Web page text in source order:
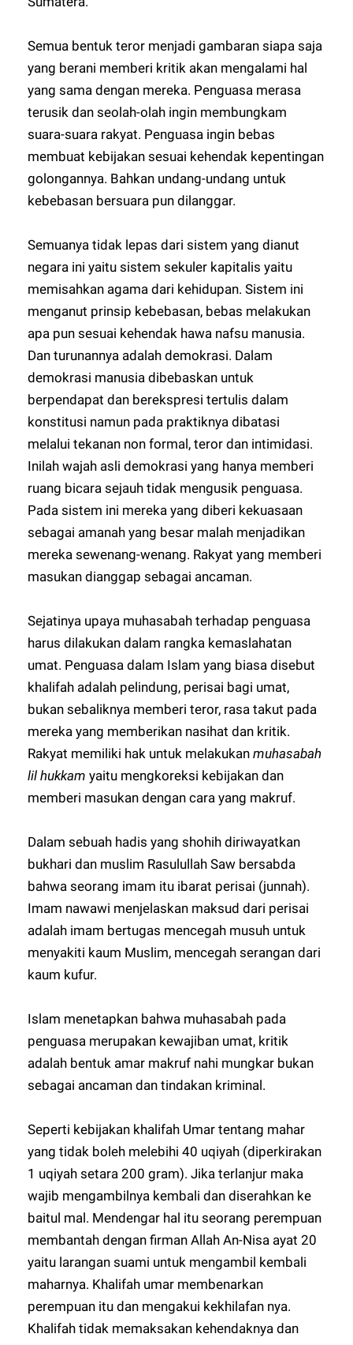
Semua bentuk teror menjadi gambaran siapa saja
yang berani memberi kritik akan mengalami hal
yang sama dengan mereka. Penguasa merasa
terusik dan seolah-olah ingin membungkam
suara-suara rakyat. Penguasa ingin bebas
membuat kebijakan sesuai kehendak kepentingan
golongannya. Bahkan undang-undang untuk
kebebasan bersuara pun dilanggar.
Semuanya tidak lepas dari sistem yang dianut
negara ini yaitu sistem sekuler kapitalis yaitu
memisahkan agama dari kehidupan. Sistem ini
menganut prinsip kebebasan, bebas melakukan
apa pun sesuai kehendak hawa nafsu manusia.
Dan turunannya adalah demokrasi. Dalam
demokrasi manusia dibebaskan untuk
berpendapat dan berekspresi tertulis dalam
konstitusi namun pada praktiknya dibatasi
melalui tekanan non formal, teror dan intimidasi.
Inilah wajah asli demokrasi yang hanya memberi
ruang bicara sejauh tidak mengusik penguasa.
Pada sistem ini mereka yang diberi kekuasaan
sebagai amanah yang besar malah menjadikan
mereka sewenang-wenang. Rakyat yang memberi
masukan dianggap sebagai ancaman.
Sejatinya upaya muhasabah terhadap penguasa
harus dilakukan dalam rangka kemaslahatan
umat. Penguasa dalam Islam yang biasa disebut
khalifah adalah pelindung, perisai bagi umat,
bukan sebaliknya memberi teror, rasa takut pada
mereka yang memberikan nasihat dan kritik.
Rakyat memiliki hak untuk melakukanmuhasabah
lil hukkam yaitu mengkoreksi kebijakan dan
memberi masukan dengan cara yang makruf.
Dalam sebuah hadis yang shohih diriwayatkan
bukhari dan muslim Rasulullah Saw bersabda
bahwa seorang imam itu ibarat perisai (junnah).
Imam nawawi menjelaskan maksud dari perisai
adalah imam bertugas mencegah musuh untuk
menyakiti kaum Muslim, mencegah serangan dari
kaum kufur.
Islam menetapkan bahwa muhasabah pada
penguasa merupakan kewajiban umat, kritik
adalah bentuk amar makruf nahi mungkar bukan
sebagai ancaman dan tindakan kriminal.
Seperti kebijakan khalifah Umar tentang mahar
yang tidak boleh melebihi 40 uqiyah (diperkirakan
1 uqiyah setara 200 gram). Jika terlanjur maka
wajib mengambilnya kembali dan diserahkan ke
baitul mal. Mendengar hal itu seorang perempuan
membantah dengan firman Allah An-Nisa ayat 20
yaitu larangan suami untuk mengambil kembali
maharnya. Khalifah umar membenarkan
perempuan itu dan mengakui kekhilafan nya.
Khalifah tidak memaksakan kehendaknya dan